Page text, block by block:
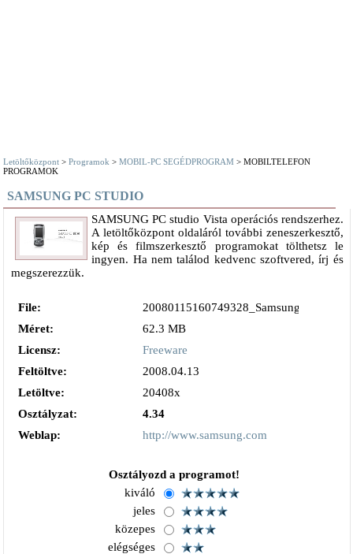
Letöltőközpont >Programok >MOBIL-PC SEGÉDPROGRAM > MOBILTELEFON
PROGRAMOK
SAMSUNG PC STUDIO
SAMSUNG PC studio Vista operációs rendszerhez.
A letöltőközpont oldaláról további zeneszerkesztő,
kép és filmszerkesztő programokat tölthetsz le
ingyen. Ha nem találod kedvenc szoftvered, írj és
megszerezzük.
File:
Méret:
62.3 MB
Licensz:
Freeware
Feltöltve:
2008.04.13
Letöltve:
20408x
Osztályzat:
4.34
Weblap:
http://www.samsung.com
Osztályozd a programot!
kiváló
jeles
közepes
elégséges